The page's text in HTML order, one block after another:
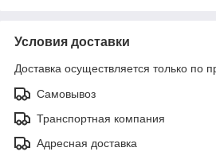
Условия доставки
Доставка осуществляется только по
Самовывоз
Транспортная компания
Адресная доставка